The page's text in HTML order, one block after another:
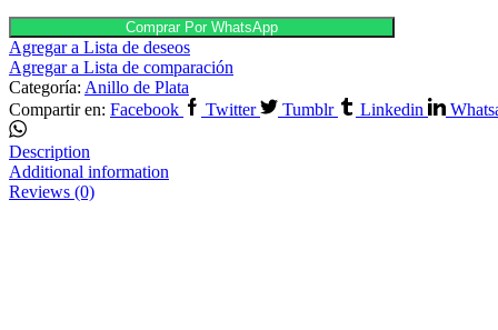
Comprar Por WhatsApp
Agregar a Lista de deseos
Agregar a Lista de comparación
Categoría: Anillo de Plata
Compartir en: Facebook Twitter Tumblr Linkedin
Description
Additional information
Reviews (0)